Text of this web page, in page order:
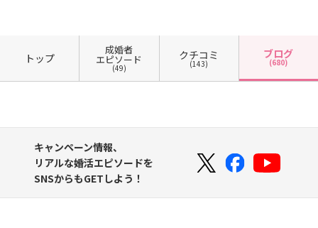
トップ
成婚者
エピソード
(49)
クチコミ
(143)
ブログ
(680)
キャンペーン情報、
リアルな婚活エピソードを
SNSからもGETしよう！